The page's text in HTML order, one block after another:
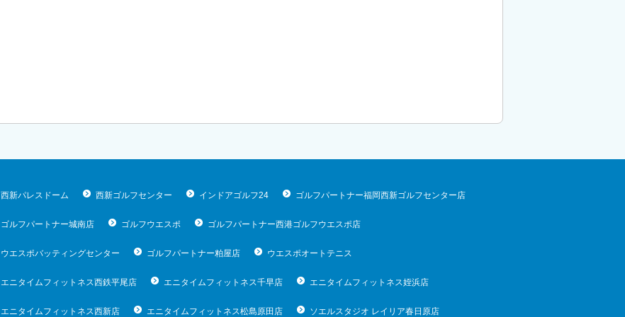
西新パレスドーム 西新ゴルフセンター インドアゴルフ24 ゴルフパートナー福岡西新ゴルフセンター店
ゴルフパートナー城南店 ゴルフウエスポ ゴルフパートナー西港ゴルフウエスポ店
ウエスポバッティングセンター ゴルフパートナー粕屋店 ウエスポオートテニス
エニタイムフィットネス西鉄平尾店 エニタイムフィットネス千早店 エニタイムフィットネス姪浜店
エニタイムフィットネス西新店 エニタイムフィットネス松島原田店 ソエルスタジオ レイリア春日原店